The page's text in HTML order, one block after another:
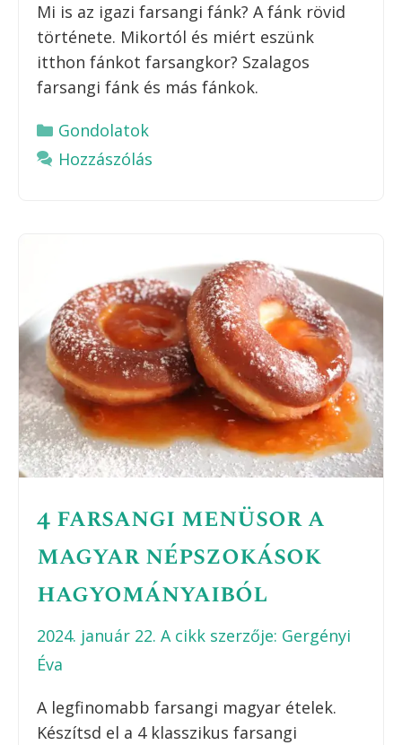
Mi is az igazi farsangi fánk? A fánk rövid
története. Mikortól és miért eszünk
itthon fánkot farsangkor? Szalagos
farsangi fánk és más fánkok.
Kategória
Gondolatok
Hozzászólás
4 farsangi menüsor a
magyar népszokások
hagyományaiból
2024. január 22. A cikk szerzője: Gergényi
Éva
A legfinomabb farsangi magyar ételek.
Készítsd el a 4 klasszikus farsangi